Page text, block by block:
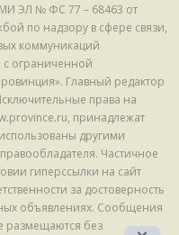
ЭЛ № ФС 77 – 68463 от
по надзору в сфере связи,
коммуникаций
с ограниченной
Главный редактор
права на
принадлежат
другими
Частичное
гиперссылки на сайт
за достоверность
объявлениях. Сообщения
размещаются без